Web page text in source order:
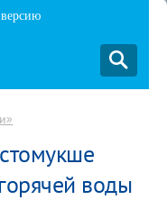
воды